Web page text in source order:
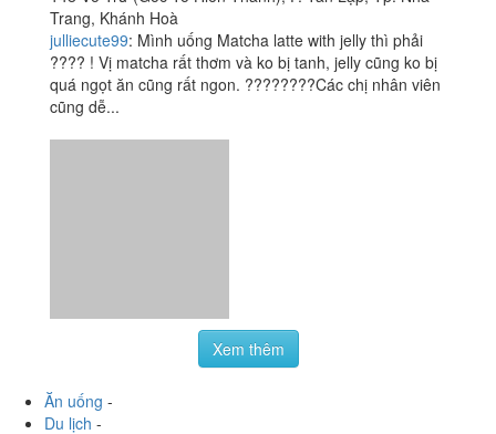
Vui chơi-
Dịch vụ